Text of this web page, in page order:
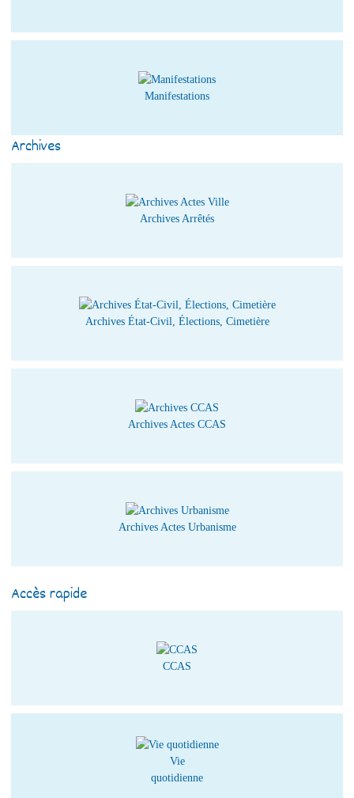
Manifestations
Archives
Archives Arrêtés
Archives État-Civil, Élections, Cimetière
Archives Actes CCAS
Archives Actes Urbanisme
Accès rapide
CCAS
Vie
quotidienne